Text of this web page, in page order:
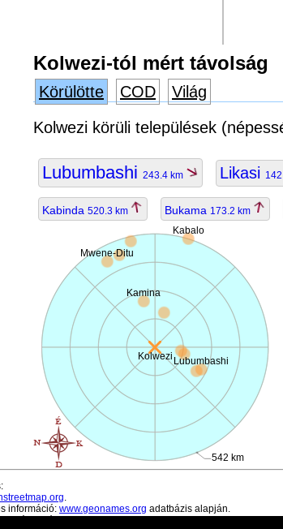
Kolwezi-tól mért távolság
Körülötte COD
Világ
Kolwezi körüli települések
Lubumbashi 243.4 km Likasi
Kabinda 520.3 km Bukama 173.2 km
Kolwezi
542 km
Lubumbashi
Mwene-Ditu
Kamina
Kabalo
.
információ: www.geonames.org adatbázis alapján.